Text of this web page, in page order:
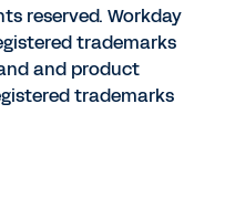
reserved. Workday
trademarks
and product
trademarks